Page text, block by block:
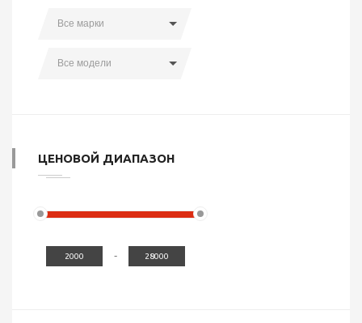
Все марки
Все модели
ЦЕНОВОЙ ДИАПАЗОН
-